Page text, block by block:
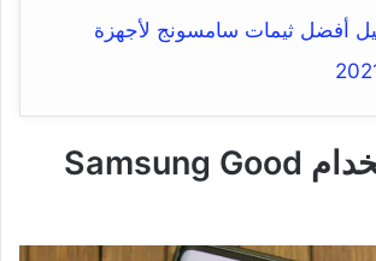
أفضل ثيمات سامسونج لأجهزة
طريقة استخدام Samsung Good